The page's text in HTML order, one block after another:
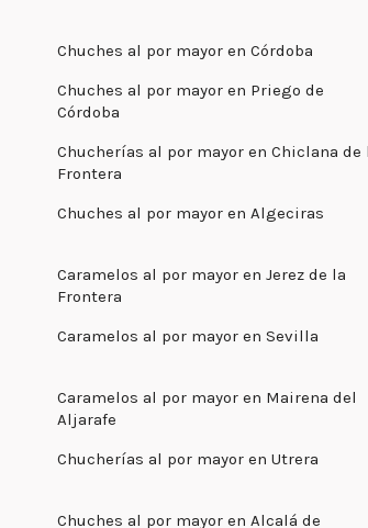
Chuches al por mayor en Córdoba
Chuches al por mayor en Priego de
Córdoba
Chucherías al por mayor en Chiclana de
Frontera
Chuches al por mayor en Algeciras
Caramelos al por mayor en Jerez de la
Frontera
Caramelos al por mayor en Sevilla
Caramelos al por mayor en Mairena del
Aljarafe
Chucherías al por mayor en Utrera
Chuches al por mayor en Alcalá de